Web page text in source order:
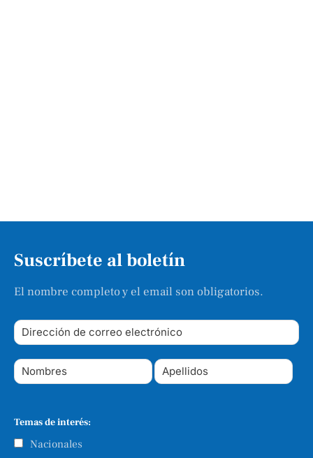
Suscríbete al boletín
El nombre completo y el email son obligatorios.
Temas de interés:
Nacionales